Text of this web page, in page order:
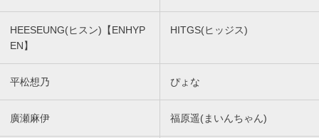
HEESEUNG(ヒスン)【ENHYP
EN】
HITGS(ヒッジス)
平松想乃 ぴょな
廣瀬麻伊 福原遥(まいんちゃん)